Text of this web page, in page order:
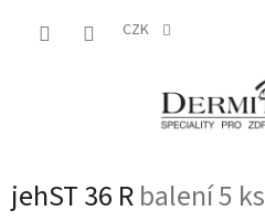
CZK
jehST 36 Rbalení 5 ks